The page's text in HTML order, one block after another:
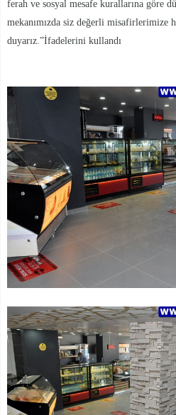
ferah ve sosyal mesafe kurallarına göre
mekanımızda siz değerli misafirlerimize
duyarız.”İfadelerini kullandı